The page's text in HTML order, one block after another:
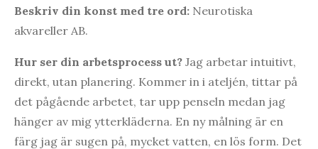
Beskriv din konst med tre ord: Neurotiska
akvareller AB.
Hur ser din arbetsprocess ut? Jag arbetar intuitivt,
direkt, utan planering. Kommer in i ateljén, tittar på
det pågående arbetet, tar upp penseln medan jag
hänger av mig ytterkläderna. En ny målning är en
färg jag är sugen på, mycket vatten, en lös form. Det